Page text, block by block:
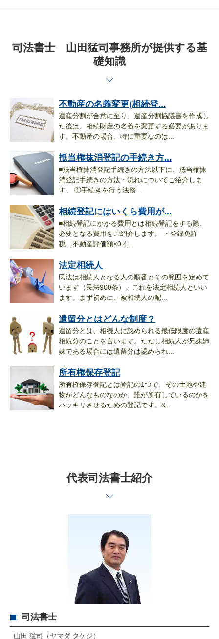
司法書士 山田猛司事務所が提供する基
礎知識
不動産の名義変更(相続登...
遺産分割が合意に至り、遺産分割協議書を作成し
た後は、相続財産の名義を変更する必要がありま
す。不動産の場合、特に重要なのは...
抵当権抹消登記の手続き方...
■抵当権抹消登記手続きの方法以下に、抵当権抹
消登記手続きの方法・流れについてご紹介しま
す。 ①手続きを行う法務...
相続登記にはいくら費用が...
■相続登記にかかる費用とは相続登記をする際、
必要となる費用をご紹介します。 ・登録免許
税…不動産評価額×0.4...
法定相続人
民法は相続人となる人の順番とその範囲を定めて
います（民法900条）。これを法定相続人といい
ます。まず初めに、被相続人の配...
遺留分とはどんな制度？
遺留分とは、相続人に認められる最低限度の遺産
相続分のことを言います。ただし相続人が兄妹姉
妹である場合には遺留分は認められ...
所有権保存登記
所有権保存登記とは登記の1つで、その土地や建
物がどんなものなのか、誰が所有しているのかを
ハッキリさせるための登記です。&...
代表司法書士紹介
司法書士
山田 猛司（ヤマダ タケジ）